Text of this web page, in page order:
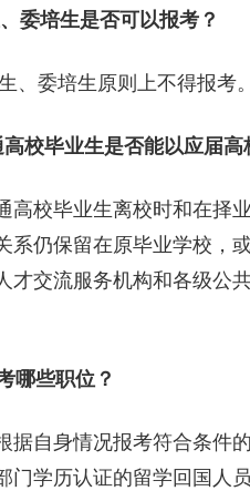
委培生是否可以报考？
委培生原则上不得报考。
校毕业生是否能以应届高
校毕业生离校时和在择
系仍保留在原毕业学校，
才交流服务机构和各级公
哪些职位？
自身情况报考符合条件
门学历认证的留学回国人